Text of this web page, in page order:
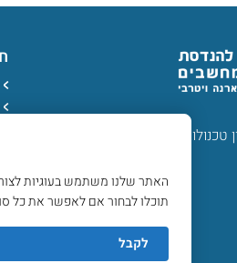
טכנולוגי לישראל, חיפה
האתר שלנו משתמש בעוגיות
תוכלו לבחור אם לאפשר את כל
לקבל